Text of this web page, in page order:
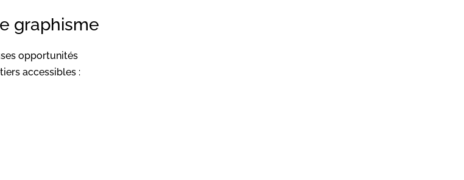
graphisme
opportunités
accessibles :